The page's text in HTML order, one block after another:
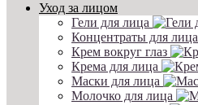
Уход за лицом
Гели для лица
Концентраты для лица
Крем вокруг глаз
Крема для лица
Маски для лица
Молочко для лица